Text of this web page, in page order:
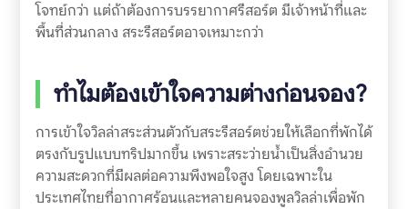
โจทย์กว่า แต่ถ้าต้องการบรรยากาศรีสอร์ต มีเจ้าหน้าที่และ
พื้นที่ส่วนกลาง สระรีสอร์ตอาจเหมาะกว่า
ทำไมต้องเข้าใจความต่างก่อนจอง?
การเข้าใจวิลล่าสระส่วนตัวกับสระรีสอร์ตช่วยให้เลือกที่พักได้
ตรงกับรูปแบบทริปมากขึ้น เพราะสระว่ายน้ำเป็นสิ่งอำนวย
ความสะดวกที่มีผลต่อความพึงพอใจสูง โดยเฉพาะใน
ประเทศไทยที่อากาศร้อนและหลายคนจองพูลวิลล่าเพื่อพัก